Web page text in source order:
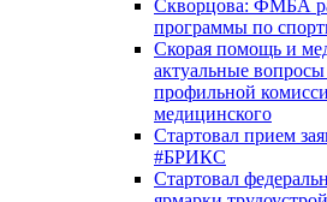
Скворцова: ФМБА
программы по
Скорая помощь и
актуальные
профильной
медицинского
Стартовал прием
#БРИКС
Стартовал